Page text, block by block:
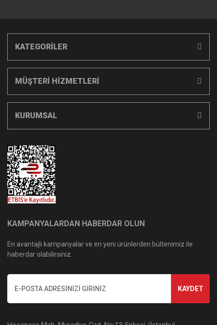
KATEGORİLER
MÜŞTERİ HİZMETLERİ
KURUMSAL
KAMPANYALARDAN HABERDAR OLUN
En avantajlı kampanyalar ve en yeni ürünlerden bültenimiz ile
haberdar olabilirsiniz.
KAYDET